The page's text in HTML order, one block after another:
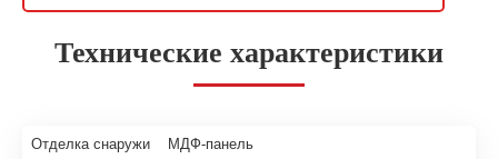
Технические характеристики
Отделка снаружи МДФ-панель